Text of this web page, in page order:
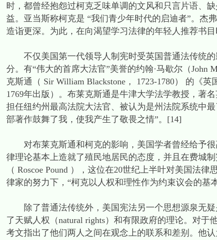
时，都曾经抱怨过柯克乏味单调的文风和只言片语、
益。亚当斯称柯克是 “我们青少年时代的启迪者”。杰
造诣更深。为此，在向渴望学习法律的年轻人推荐书
不仅美国第一代领导人制宪时受英国普通法传统的
分。有“伟大的首席大法官”美誉的约翰·马歇尔（John
克斯通（ Sir William Blackstone， 1723-1780） 的《英
1769年出版）。布莱克斯通是牛津大学法学教授，著
担任纽约州最高法院大法官、被认为是州法院系统中
部著作鼓舞了我，使我产生了敬畏之情”。[14]
对布莱克斯通和柯克的影响，美国学者曾经给予很
律理论基本上造就了殖民地居民的态度，并且在费城
（ Roscoe Pound ），这位在20世纪上半叶对美国法
律家的努力下，“柯克以人权和理性作为约束议会的基
除了普通法传统外，美国宪法另一个思想源泉无疑
了天赋人权（natural rights）和有限政府的理论。对
考文指出了他们两人之间在观念上的联系和差别。他